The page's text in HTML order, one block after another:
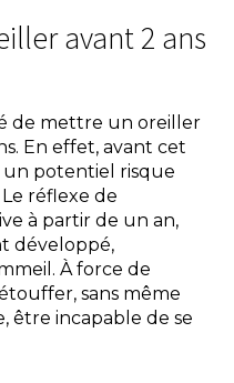
avant 2 ans
de mettre un oreiller
En effet, avant cet
potentiel risque
réflexe de
à partir de un an,
développé,
À force de
sans même
être incapable de se